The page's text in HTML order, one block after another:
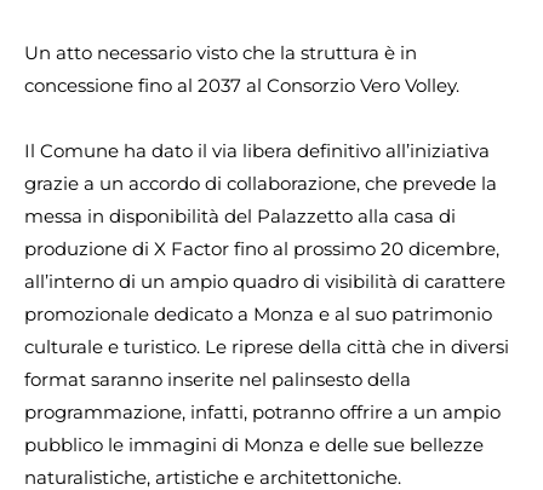
Un atto necessario visto che la struttura è in
concessione fino al 2037 al Consorzio Vero Volley.
Il Comune ha dato il via libera definitivo all’iniziativa
grazie a un accordo di collaborazione, che prevede la
messa in disponibilità del Palazzetto alla casa di
produzione di X Factor fino al prossimo 20 dicembre,
all’interno di un ampio quadro di visibilità di carattere
promozionale dedicato a Monza e al suo patrimonio
culturale e turistico. Le riprese della città che in diversi
format saranno inserite nel palinsesto della
programmazione, infatti, potranno offrire a un ampio
pubblico le immagini di Monza e delle sue bellezze
naturalistiche, artistiche e architettoniche.